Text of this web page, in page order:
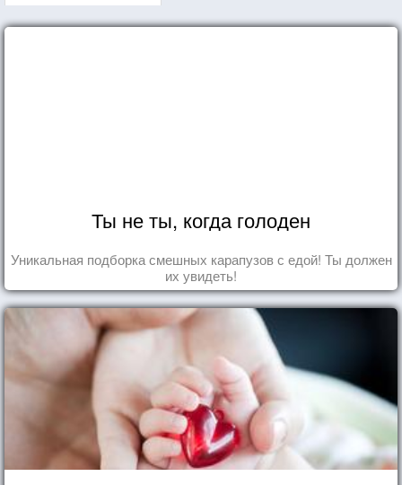
Ты не ты, когда голоден
Уникальная подборка смешных карапузов с едой! Ты должен
их увидеть!